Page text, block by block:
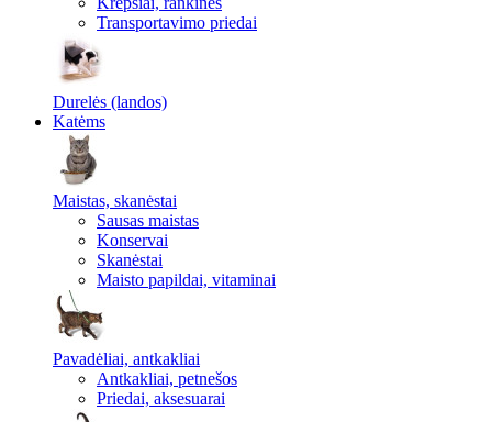
Transportavimo priedai
Durelės (landos)
Katėms
Maistas, skanėstai
Sausas maistas
Konservai
Skanėstai
Maisto papildai, vitaminai
Pavadėliai, antkakliai
Antkakliai, petnešos
Priedai, aksesuarai